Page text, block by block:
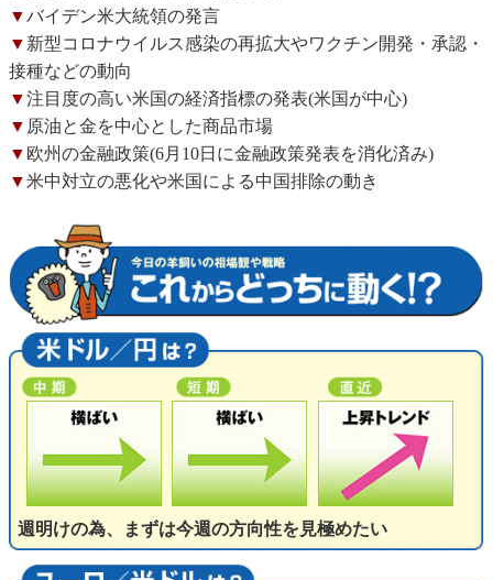
▼バイデン米大統領の発言
▼ 新型コロナウイルス感染の再拡大やワクチン開発・承認・
接種などの動向
▼注目度の高い米国の経済指標の発表(米国が中心)
▼ 原油と金を中心とした商品市場
▼ 欧州の金融政策(6月10日に金融政策発表を消化済み)
▼米中対立の悪化や米国による中国排除の動き
週明けの為、まずは今週の方向性を見極めたい